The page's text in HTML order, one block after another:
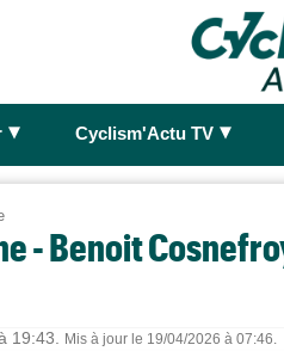
► Cyclism'Actu TV ►
- Benoit
19:43. Mis à jour le 19/04/2026 à 07:46.